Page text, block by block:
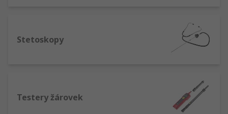
Stetoskopy
Testery žárovek